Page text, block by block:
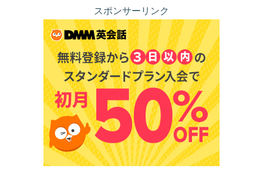
スポンサーリンク